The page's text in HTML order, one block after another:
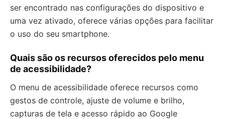
ser encontrado nas configurações do dispositivo e
uma vez ativado, oferece várias opções para facilitar
o uso do seu smartphone.
Quais são os recursos oferecidos pelo menu
de acessibilidade?
O menu de acessibilidade oferece recursos como
gestos de controle, ajuste de volume e brilho,
capturas de tela e acesso rápido ao Google